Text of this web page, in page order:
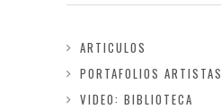
ARTICULOS
PORTAFOLIOS ARTISTAS
VIDEO: BIBLIOTECA